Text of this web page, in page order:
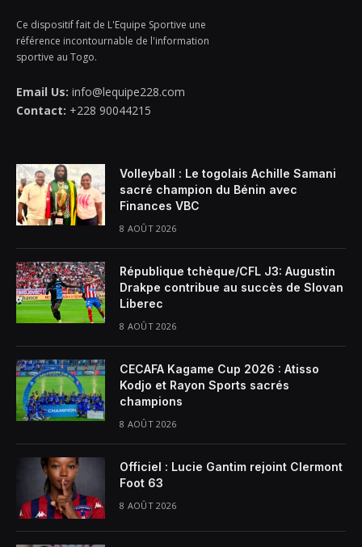
Ce dispositif fait de L'Equipe Sportive une
référence incontournable de l'information
sportive au Togo.
Email Us: info@lequipe228.com
Contact: +228 90044215
Volleyball : Le togolais Achille Samani
sacré champion du Bénin avec
Finances VBC
8 AOÛT 2026
République tchèque/CFL J3: Augustin
Drakpe contribue au succès de Slovan
Liberec
8 AOÛT 2026
CECAFA Kagame Cup 2026 : Atisso
Kodjo et Rayon Sports sacrés
champions
8 AOÛT 2026
Officiel : Lucie Gantim rejoint Clermont
Foot 63
8 AOÛT 2026